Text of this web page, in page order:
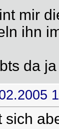
mir
ihn
da